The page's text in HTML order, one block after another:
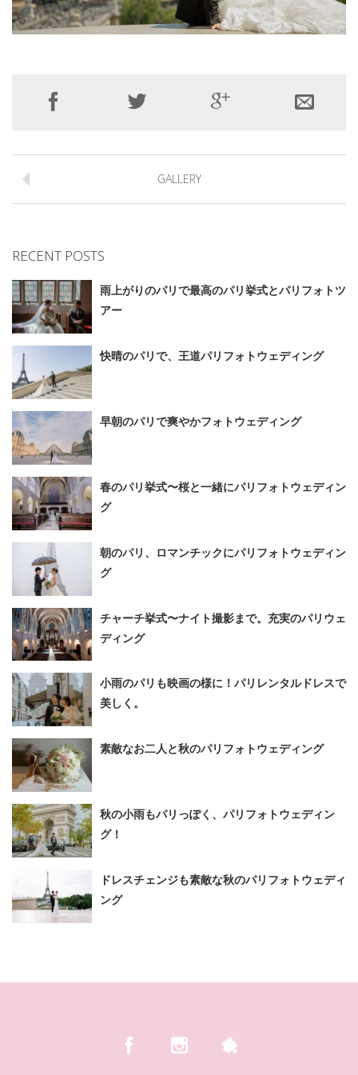
GALLERY
RECENT POSTS
雨上がりのパリで最高のパリ挙式とパリフォトツ
アー
快晴のパリで、王道パリフォトウェディング
早朝のパリで爽やかフォトウェディング
春のパリ挙式〜桜と一緒にパリフォトウェディン
グ
朝のパリ、ロマンチックにパリフォトウェディン
グ
チャーチ挙式〜ナイト撮影まで。充実のパリウェ
ディング
小雨のパリも映画の様に！パリレンタルドレスで
美しく。
素敵なお二人と秋のパリフォトウェディング
秋の小雨もパリっぽく、パリフォトウェディン
グ！
ドレスチェンジも素敵な秋のパリフォトウェディ
ング